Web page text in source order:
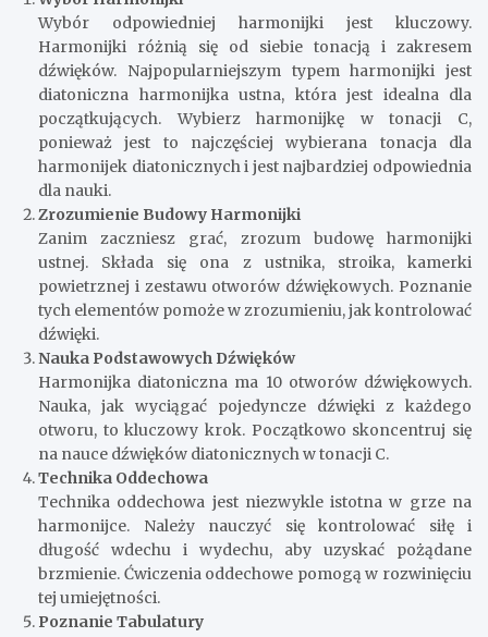
Wybór odpowiedniej harmonijki jest kluczowy.
Harmonijki różnią się od siebie tonacją i zakresem
dźwięków. Najpopularniejszym typem harmonijki jest
diatoniczna harmonijka ustna, która jest idealna dla
początkujących. Wybierz harmonijkę w tonacji C,
ponieważ jest to najczęściej wybierana tonacja dla
harmonijek diatonicznych i jest najbardziej odpowiednia
dla nauki.
Zrozumienie Budowy Harmonijki
Zanim zaczniesz grać, zrozum budowę harmonijki
ustnej. Składa się ona z ustnika, stroika, kamerki
powietrznej i zestawu otworów dźwiękowych. Poznanie
tych elementów pomoże w zrozumieniu, jak kontrolować
dźwięki.
Nauka Podstawowych Dźwięków
Harmonijka diatoniczna ma 10 otworów dźwiękowych.
Nauka, jak wyciągać pojedyncze dźwięki z każdego
otworu, to kluczowy krok. Początkowo skoncentruj się
na nauce dźwięków diatonicznych w tonacji C.
Technika Oddechowa
Technika oddechowa jest niezwykle istotna w grze na
harmonijce. Należy nauczyć się kontrolować siłę i
długość wdechu i wydechu, aby uzyskać pożądane
brzmienie. Ćwiczenia oddechowe pomogą w rozwinięciu
tej umiejętności.
Poznanie Tabulatury